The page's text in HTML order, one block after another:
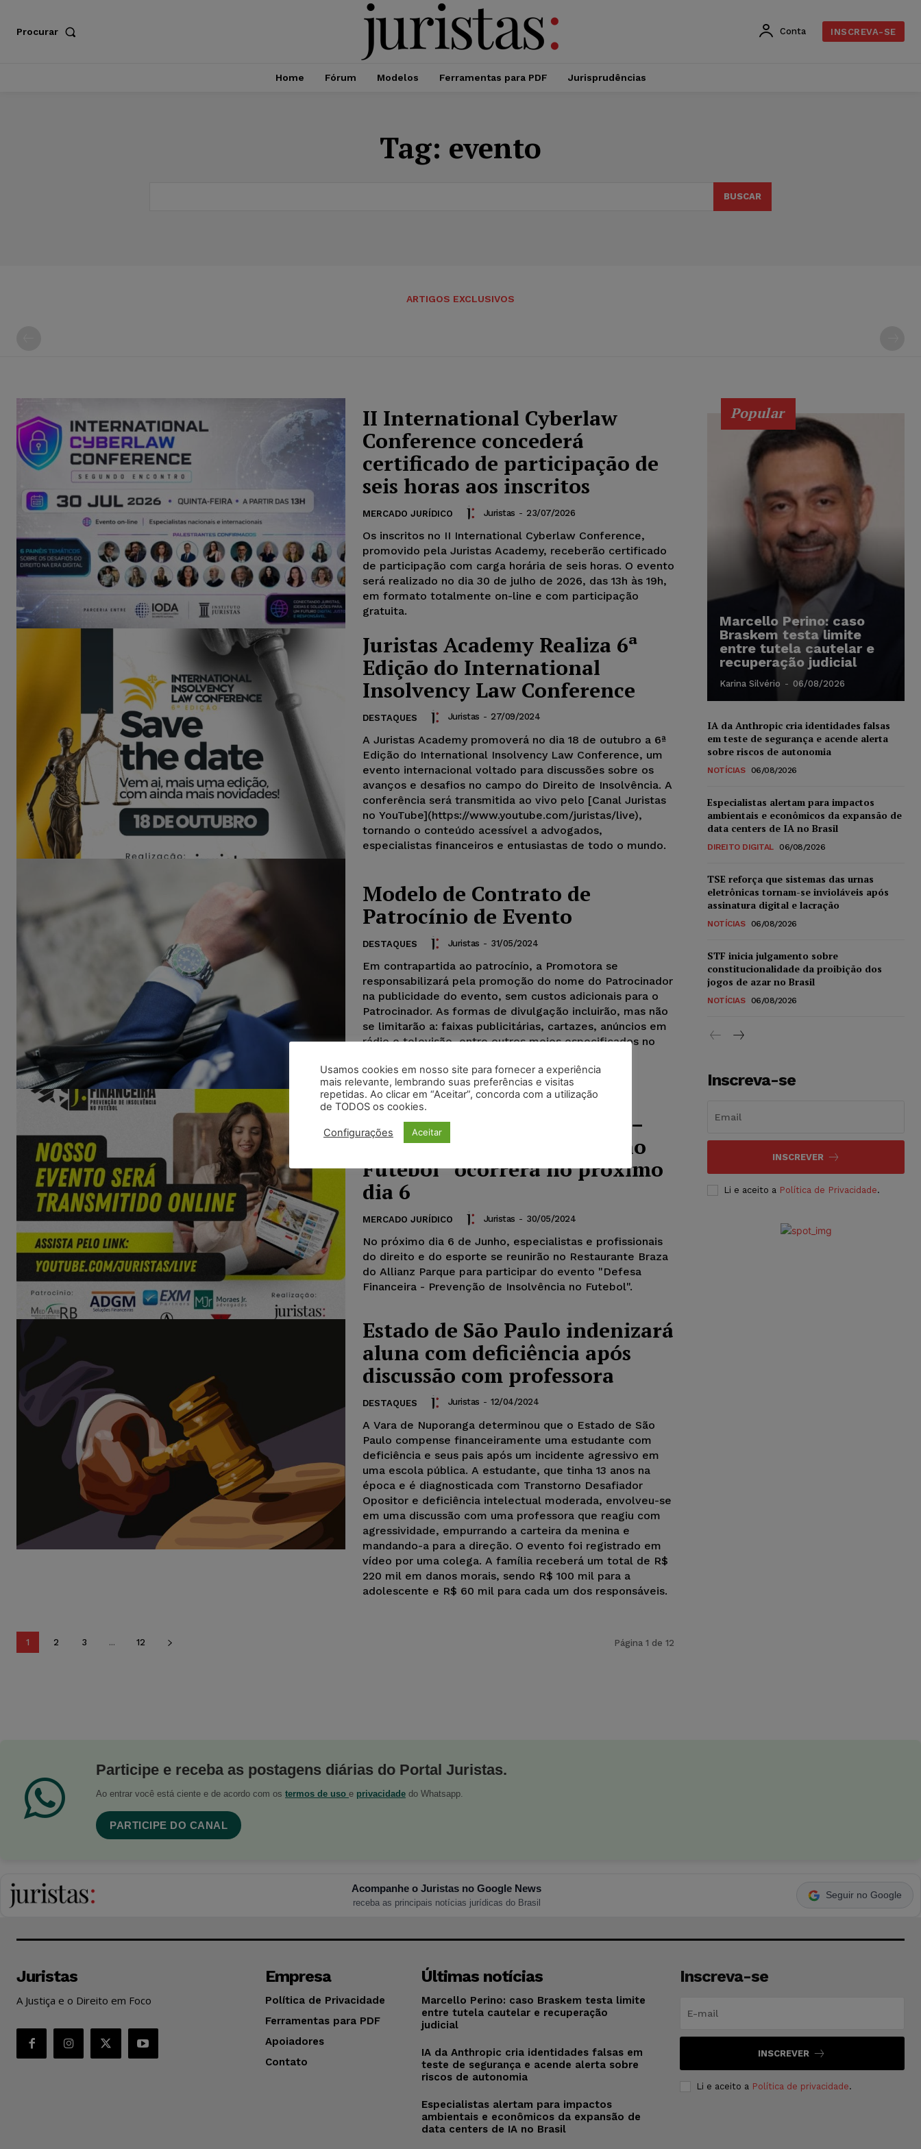
Procurar Conta INSCREVA-SE
Home Fórum Modelos Ferramentas para PDF Jurisprudências
Tag: evento
BUSCAR
ARTIGOS EXCLUSIVOS
II International Cyberlaw
Conference concederá
certificado de participação de
seis horas aos inscritos
MERCADO JURÍDICO Juristas - 23/07/2026
Os inscritos no II International Cyberlaw Conference,
promovido pela Juristas Academy, receberão certificado
de participação com carga horária de seis horas. O evento
será realizado no dia 30 de julho de 2026, das 13h às 19h,
em formato totalmente on-line e com participação
gratuita.
Juristas Academy Realiza 6ª
Edição do International
Insolvency Law Conference
DESTAQUES Juristas - 27/09/2024
A Juristas Academy promoverá no dia 18 de outubro a 6ª
Edição do International Insolvency Law Conference, um
evento internacional voltado para discussões sobre os
avanços e desafios no campo do Direito de Insolvência. A
conferência será transmitida ao vivo pelo [Canal Juristas
no YouTube](https://www.youtube.com/juristas/live),
tornando o conteúdo acessível a advogados,
especialistas financeiros e entusiastas de todo o mundo.
Modelo de Contrato de
Patrocínio de Evento
DESTAQUES Juristas - 31/05/2024
Em contrapartida ao patrocínio, a Promotora se
responsabilizará pela promoção do nome do Patrocinador
na publicidade do evento, sem custos adicionais para o
Patrocinador. As formas de divulgação incluirão, mas não
se limitarão a: faixas publicitárias, cartazes, anúncios em
rádio e televisão, entre outros meios especificados no
Evento “Defesa Financeira –
Prevenção de Insolvência no
Futebol” ocorrerá no próximo
dia 6
MERCADO JURÍDICO Juristas - 30/05/2024
No próximo dia 6 de Junho, especialistas e profissionais
do direito e do esporte se reunirão no Restaurante Braza
do Allianz Parque para participar do evento "Defesa
Financeira - Prevenção de Insolvência no Futebol".
Estado de São Paulo indenizará
aluna com deficiência após
discussão com professora
DESTAQUES Juristas - 12/04/2024
A Vara de Nuporanga determinou que o Estado de São
Paulo compense financeiramente uma estudante com
deficiência e seus pais após um incidente agressivo em
uma escola pública. A estudante, que tinha 13 anos na
época e é diagnosticada com Transtorno Desafiador
Opositor e deficiência intelectual moderada, envolveu-se
em uma discussão com uma professora que reagiu com
agressividade, empurrando a carteira da menina e
mandando-a para a direção. O evento foi registrado em
vídeo por uma colega. A família receberá um total de R$
220 mil em danos morais, sendo R$ 100 mil para a
adolescente e R$ 60 mil para cada um dos responsáveis.
1 2 3 ... 12 Página 1 de 12
Popular
Marcello Perino: caso
Braskem testa limite
entre tutela cautelar e
recuperação judicial
Karina Silvério - 06/08/2026
IA da Anthropic cria identidades falsas
em teste de segurança e acende alerta
sobre riscos de autonomia
NOTÍCIAS 06/08/2026
Especialistas alertam para impactos
ambientais e econômicos da expansão de
data centers de IA no Brasil
DIREITO DIGITAL 06/08/2026
TSE reforça que sistemas das urnas
eletrônicas tornam-se invioláveis após
assinatura digital e lacração
NOTÍCIAS 06/08/2026
STF inicia julgamento sobre
constitucionalidade da proibição dos
jogos de azar no Brasil
NOTÍCIAS 06/08/2026
Inscreva-se
INSCREVER
Li e aceito a Política de Privacidade.
Participe e receba as postagens diárias do Portal Juristas.
Ao entrar você está ciente e de acordo com os termos de uso e privacidade do Whatsapp.
PARTICIPE DO CANAL
Acompanhe o Juristas no Google News
receba as principais notícias jurídicas do Brasil
Seguir no Google
Juristas
A Justiça e o Direito em Foco
Empresa
Política de Privacidade
Ferramentas para PDF
Apoiadores
Contato
Últimas notícias
Marcello Perino: caso Braskem testa limite
entre tutela cautelar e recuperação
judicial
IA da Anthropic cria identidades falsas em
teste de segurança e acende alerta sobre
riscos de autonomia
Especialistas alertam para impactos
ambientais e econômicos da expansão de
data centers de IA no Brasil
Inscreva-se
INSCREVER
Li e aceito a Política de privacidade.
Usamos cookies em nosso site para fornecer a experiência
mais relevante, lembrando suas preferências e visitas
repetidas. Ao clicar em “Aceitar”, concorda com a utilização
de TODOS os cookies.
Configurações Aceitar